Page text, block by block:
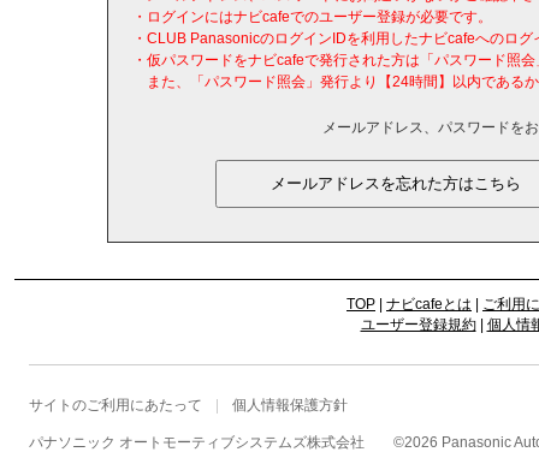
・ログインにはナビcafeでのユーザー登録が必要です。
・CLUB PanasonicのログインIDを利用したナビcafeへのロ
・仮パスワードをナビcafeで発行された方は「パスワード照
また、「パスワード照会」発行より【24時間】以内である
メールアドレス、パスワードを
TOP ナビcafeとは
ご利用
ユーザー登録規約| 個人情
サイトのご利用にあたって 個人情報保護方針
パナソニック オートモーティブシステムズ株式会社 ©2026 Panasonic